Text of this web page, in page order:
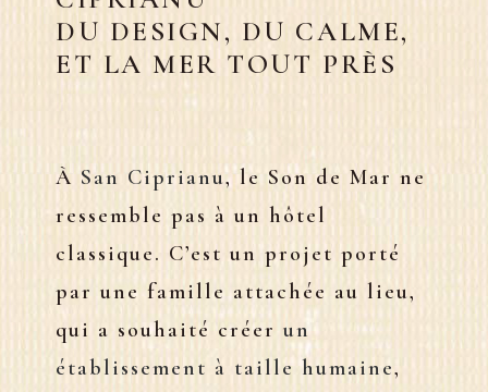
DU DESIGN, DU CALME,
ET LA MER TOUT PRÈS
ÀSan Ciprianu, le Son de Mar ne
ressemble pas à un hôtel
classique. C’est un projet porté
par une famille attachée au lieu,
qui a souhaité créer un
établissement à taille humaine,